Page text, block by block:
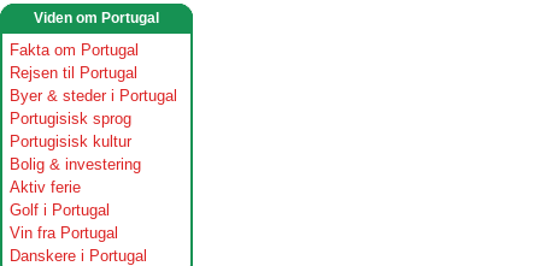
Viden om Portugal
Fakta om Portugal
Rejsen til Portugal
Byer & steder i Portugal
Portugisisk sprog
Portugisisk kultur
Bolig & investering
Aktiv ferie
Golf i Portugal
Vin fra Portugal
Danskere i Portugal